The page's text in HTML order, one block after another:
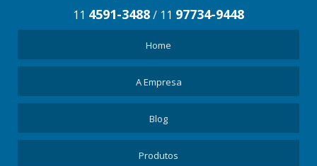
11 4591-3488/ 11 97734-9448
Home
A Empresa
Blog
Produtos